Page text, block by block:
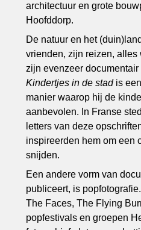
architectuur en grote
Hoofddorp.
De natuur en het
vrienden, zijn reizen, alles
zijn evenzeer
Kindertjes in de stadis
manier waarop hij de
aanbevolen. In Franse
letters van deze
inspireerden hem om een
snijden.
Een andere vorm van
publiceert, is
The Faces, The Flying
popfestivals en groepen